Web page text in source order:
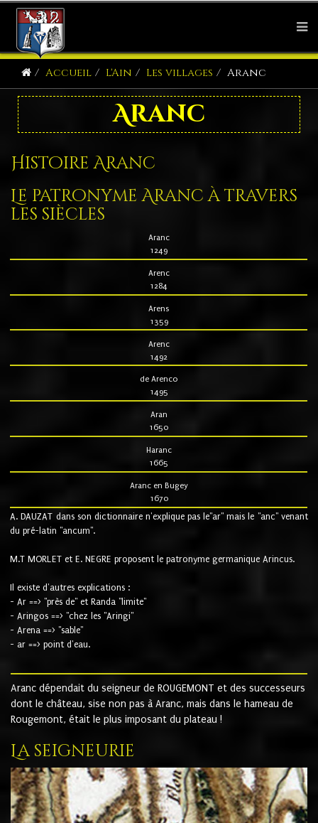
Accueil L'Ain Les villages Aranc
Aranc
Histoire Aranc
Le patronyme Aranc à travers
les siècles
Aranc
1249
Arenc
1284
Arens
1359
Arenc
1492
de Arenco
1495
Aran
1650
Haranc
1665
Aranc en Bugey
1670
A. DAUZAT dans son dictionnaire n'explique pas le"ar" mais le "anc" venant
du pré-latin "ancum".
M.T MORLET et E. NEGRE proposent le patronyme germanique Arincus.
Il existe d'autres explications :
- Ar ==> "près de" et Randa "limite"
- Aringos ==> "chez les "Aringi"
- Arena ==> "sable"
- ar ==> point d'eau.
Aranc dépendait du seigneur de ROUGEMONT et des successeurs
dont le château, sise non pas à Aranc, mais dans le hameau de
Rougemont, était le plus imposant du plateau !
La seigneurie